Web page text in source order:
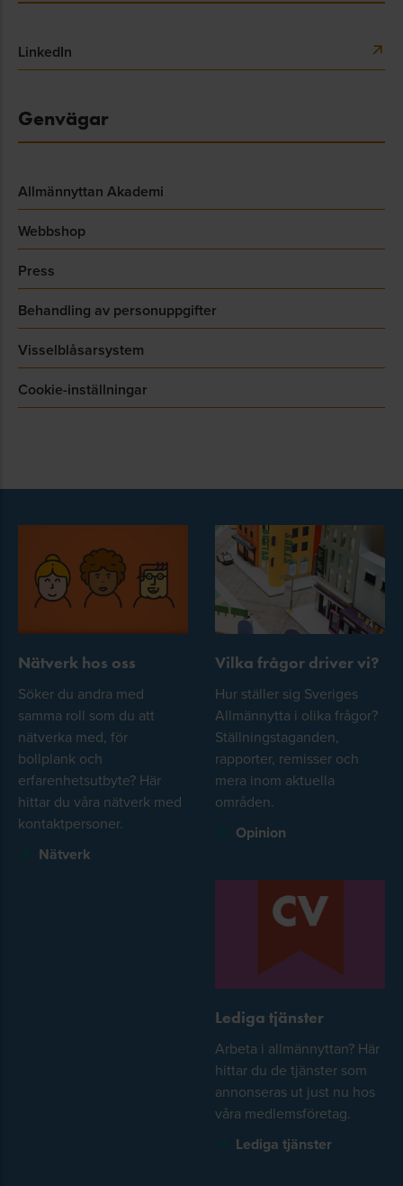
LinkedIn
Genvägar
Allmännyttan Akademi
Webbshop
Press
Behandling av personuppgifter
Visselblåsarsystem
Cookie-inställningar
Nätverk hos oss
Söker du andra med
samma roll som du att
nätverka med, för
bollplank och
erfarenhetsutbyte? Här
hittar du våra nätverk med
kontaktpersoner.
Nätverk
Vilka frågor driver vi?
Hur ställer sig Sveriges
Allmännytta i olika frågor?
Ställningstaganden,
rapporter, remisser och
mera inom aktuella
områden.
Opinion
Lediga tjänster
Arbeta i allmännyttan? Här
hittar du de tjänster som
annonseras ut just nu hos
våra medlemsföretag.
Lediga tjänster